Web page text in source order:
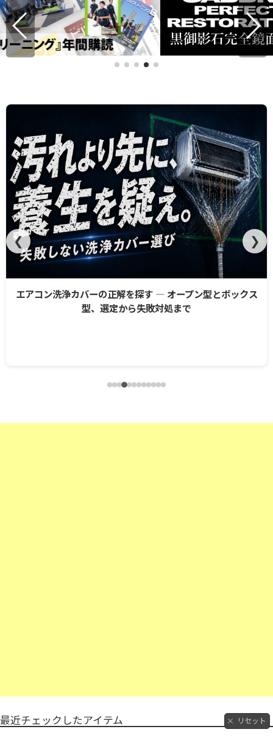
エアコン洗浄カバーの正解を探す ― オープン型とボックス
型、選定から失敗対処まで
❮ ❯
最近チェックしたアイテム リセット